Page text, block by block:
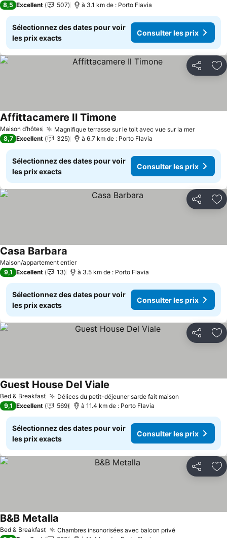
8,5 Excellent 507 à 3.1 km de : Porto Flavia
Sélectionnez des dates pour voir
les prix exacts
Consulter les prix
Partager
Maison d’hôtes Magnifique terrasse sur le toit avec vue sur la mer
Affittacamere Il Timone
8,7 Excellent 325 à 6.7 km de : Porto Flavia
Sélectionnez des dates pour voir
les prix exacts
Consulter les prix
Partager
Maison/appartement entier
Casa Barbara
9,1 Excellent 13 à 3.5 km de : Porto Flavia
Sélectionnez des dates pour voir
les prix exacts
Consulter les prix
Partager
Bed & Breakfast Délices du petit-déjeuner sarde fait maison
Guest House Del Viale
9,1 Excellent 569 à 11.4 km de : Porto Flavia
Sélectionnez des dates pour voir
les prix exacts
Consulter les prix
Partager
Bed & Breakfast Chambres insonorisées avec balcon privéConsulter
B&B Metalla